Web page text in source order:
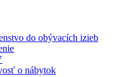
do obývacích izieb
o nábytok